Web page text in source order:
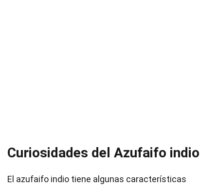
Curiosidades del Azufaifo indio
El azufaifo indio tiene algunas características